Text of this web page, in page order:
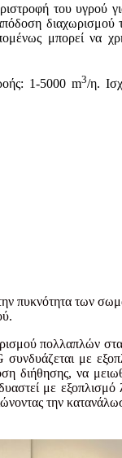
του υγρού
διαχωρισμού
μπορεί να
1-5000 m3/η.
των
πολλαπλών
με
διήθησης, να
με εξοπλισμό
την